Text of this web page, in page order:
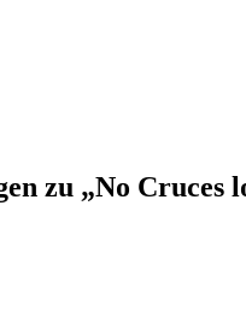
zu „No Cruces